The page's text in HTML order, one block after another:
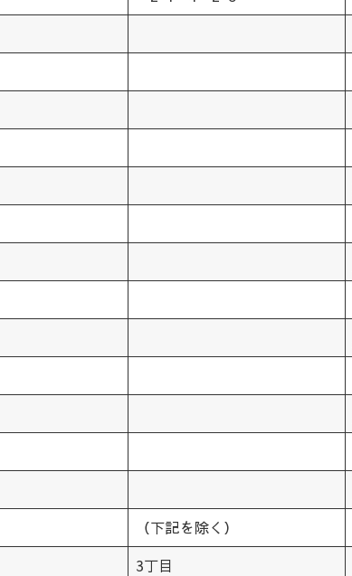
（下記を除く）
3丁目